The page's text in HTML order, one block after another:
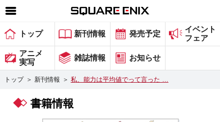
SQUARE ENIX 公式サイトメニュー
ゲーム
マガジン＆ブックス
グッズ
トップ 新刊情報 発売予定
イベント
フェア
アニメ
実写
雑誌情報 お知らせ
トップ ＞ 新刊情報 ＞ 私、能力は平均値でって言った …
書籍情報